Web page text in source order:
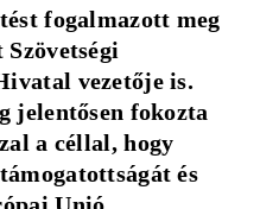
fogalmazott meg
Szövetségi
vezetője is.
jelentősen fokozta
a céllal, hogy
és
Unió